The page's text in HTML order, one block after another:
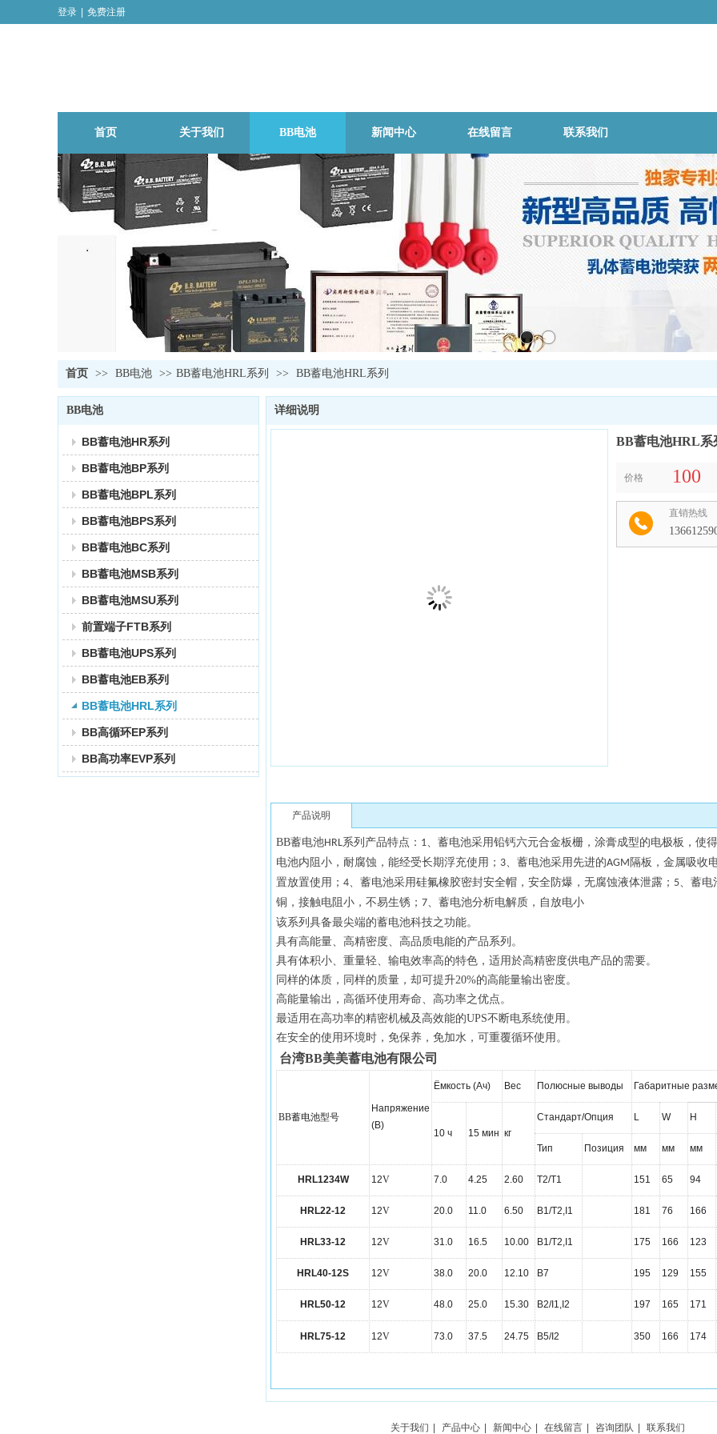
首页 关于我们 BB电池 新闻中心 在线留言 联系我们
登录 免费注册
首页 >> BB电池 >> BB蓄电池HRL系列 >> BB蓄电池HRL系列
BB电池
BB蓄电池HR系列
BB蓄电池BP系列
BB蓄电池BPL系列
BB蓄电池BPS系列
BB蓄电池BC系列
BB蓄电池MSB系列
BB蓄电池MSU系列
前置端子FTB系列
BB蓄电池UPS系列
BB蓄电池EB系列
BB蓄电池HRL系列
BB高循环EP系列
BB高功率EVP系列
详细说明
BB蓄电池HRL系
价格 100
直销热线
产品说明
BB蓄电池HRL系列产品特点： 1、蓄电池采用铅钙六元合金板栅，涂膏成型的电极板，使
电池内阻小，耐腐蚀，能经受长期浮充使用； 3、蓄电池采用先进的AGM 隔板，金属吸收
置放置使用； 4、蓄电池采用硅氟橡胶密封安全帽，安全防爆，无腐蚀液体泄露； 5、蓄电
铜，接触电阻小，不易生锈； 7、蓄电池分析电解质，自放电小
该系列具备最尖端的蓄电池科技之功能。
具有高能量、高精密度、高品质电能的产品系列。
具有体积小、重量轻、输电效率高的特色，适用於高精密度供电产品的需要。
同样的体质，同样的质量，却可提升20%的高能量输出密度。
高能量输出，高循环使用寿命、高功率之优点。
最适用在高功率的精密机械及高效能的UPS不断电系统使用。
在安全的使用环境时，免保养，免加水，可重覆循环使用。
台湾BB美美蓄电池有限公司
BB蓄电池型号
Напряжение
(В)
Ёмкость (Aч) Вес Полюсные выводы Габаритные
10 ч 15 мин кг
Стандарт/Опция L W H
Тип Позиция мм мм мм
HRL1234W 12V 7.0 4.25 2.60 T2/T1 151 65 94
HRL22-12 12V 20.0 11.0 6.50 B1/T2,I1 181 76 166
HRL33-12 12V 31.0 16.5 10.00 B1/T2,I1 175 166 123
HRL40-12S 12V 38.0 20.0 12.10 B7 195 129 155
HRL50-12 12V 48.0 25.0 15.30 B2/I1,I2 197 165 171
HRL75-12 12V 73.0 37.5 24.75 B5/I2 350 166 174
关于我们 产品中心 新闻中心 在线留言 咨询团队 联系我们